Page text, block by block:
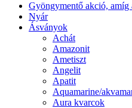
Gyöngymentő akció, amíg
Nyár
Ásványok
Achát
Amazonit
Ametiszt
Angelit
Apatit
Aquamarine/
Aura kvarcok